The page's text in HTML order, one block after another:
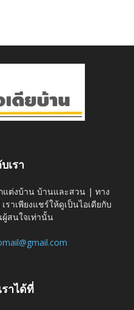
เรา
แต่งบ้าน บ้านและสวน | ทาง
ราเพียงแชร์ให้ดูเป็นไอเดียกับ
สนใจเท่านั้น
าได้ที่